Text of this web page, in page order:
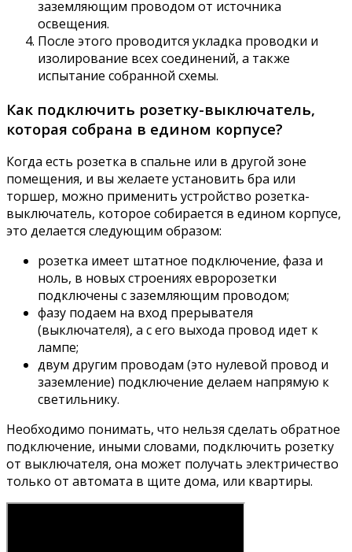
заземляющим проводом от источника
освещения.
После этого проводится укладка проводки и
изолирование всех соединений, а также
испытание собранной схемы.
Как подключить розетку-выключатель,
которая собрана в едином корпусе?
Когда есть розетка в спальне или в другой зоне
помещения, и вы желаете установить бра или
торшер, можно применить устройство розетка-
выключатель, которое собирается в едином корпусе,
это делается следующим образом:
розетка имеет штатное подключение, фаза и
ноль, в новых строениях евророзетки
подключены с заземляющим проводом;
фазу подаем на вход прерывателя
(выключателя), а с его выхода провод идет к
лампе;
двум другим проводам (это нулевой провод и
заземление) подключение делаем напрямую к
светильнику.
Необходимо понимать, что нельзя сделать обратное
подключение, иными словами, подключить розетку
от выключателя, она может получать электричество
только от автомата в щите дома, или квартиры.